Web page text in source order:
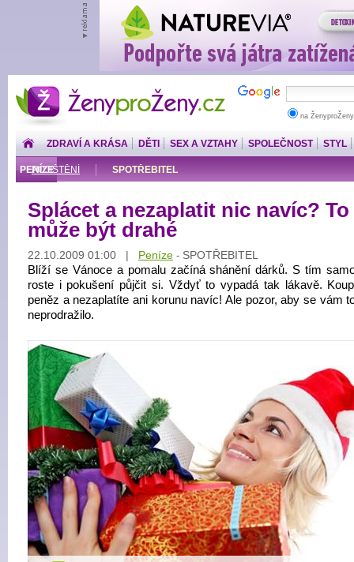
ŽenyproŽeny.cz
na
ZDRAVÍ A KRÁSA DĚTI SEX A VZTAHY SPOLEČNOST STYL
PENÍZE
POJIŠTĚNÍ SPOTŘEBITEL
Splácet a nezaplatit nic navíc? To
může být drahé
22.10.2009 01:00 | Peníze - SPOTŘEBITEL
Blíží se Vánoce a pomalu začíná shánění dárků. S tím
roste i pokušení půjčit si. Vždyť to vypadá tak lákavě.
peněz a nezaplatíte ani korunu navíc! Ale pozor, aby se vám
neprodražilo.